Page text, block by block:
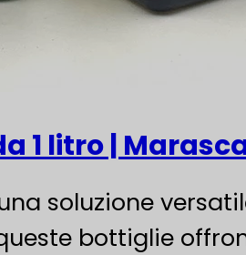
1 litro |
soluzione
bottiglie